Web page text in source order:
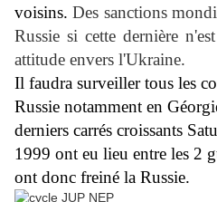
voisins.Des sanctions
Russie si cette dernière
attitude envers l'Ukraine.
Il faudra surveiller tous les
Russie notamment en
derniers carrés croissants
1999 ont eu lieu entre les 2
ont donc freiné la Russie.